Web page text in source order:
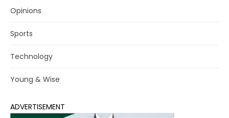
Opinions
Sports
Technology
Young & Wise
ADVERTISEMENT